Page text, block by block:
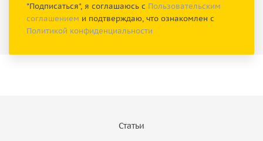
"Подписаться", я соглашаюсь с Пользовательским
соглашением и подтверждаю, что ознакомлен с
Политикой конфиденциальности
Статьи